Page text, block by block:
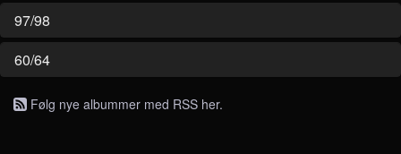
97/98
60/64
Følg nye albummer med RSS her.